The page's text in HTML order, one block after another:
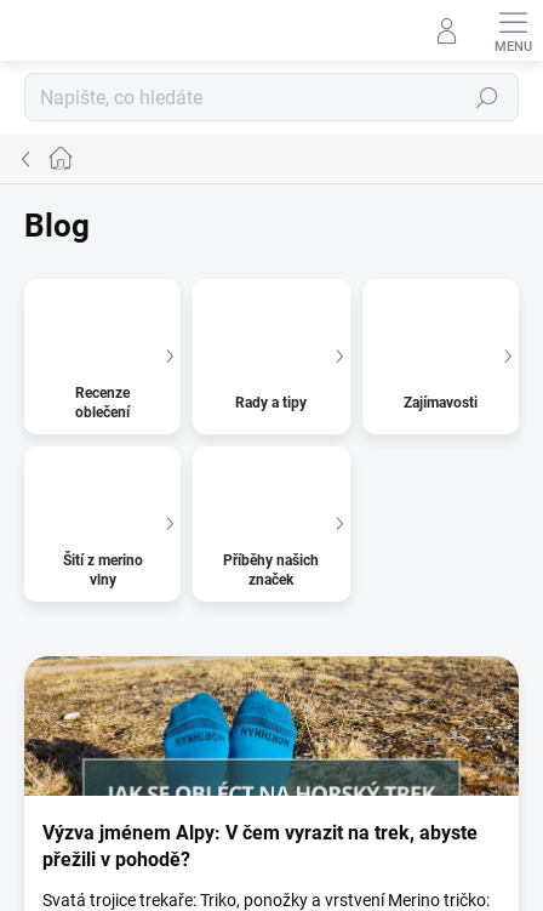
Hledat
Domů
Blog
Recenze
oblečení
Rady a tipy Zajímavosti
Šití z merino
vlny
Příběhy našich
značek
ý
p
i
s
č
l
Výzva jménem Alpy: V čem vyrazit na trek, abyste
přežili v pohodě?
Svatá trojice trekaře: Triko, ponožky a vrstvení Merino tričko: